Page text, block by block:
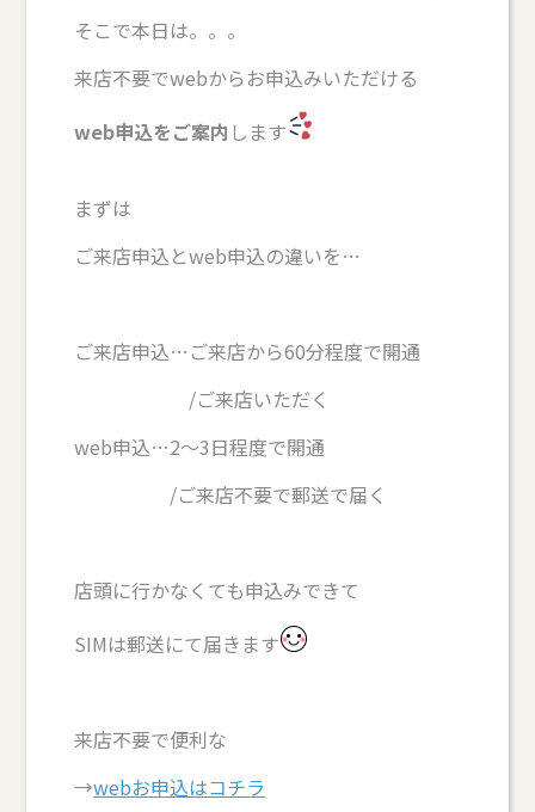
そこで本日は。。。
来店不要でwebからお申込みいただける
web申込をご案内 します
まずは
ご来店申込とweb申込の違いを…
ご来店申込…ご来店から60分程度で開通
/ご来店いただく
web申込…2～3日程度で開通
/ご来店不要で郵送で届く
店頭に行かなくても申込みできて
SIMは郵送にて届きます
来店不要で便利な
→webお申込はコチラ